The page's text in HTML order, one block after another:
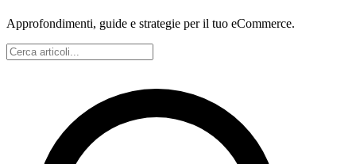
Approfondimenti, guide e strategie per il tuo eCommerce.